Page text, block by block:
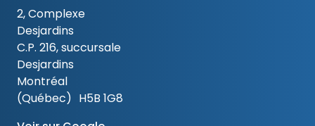
2, Complexe
Desjardins
C.P. 216, succursale
Desjardins
Montréal
(Québec) H5B 1G8